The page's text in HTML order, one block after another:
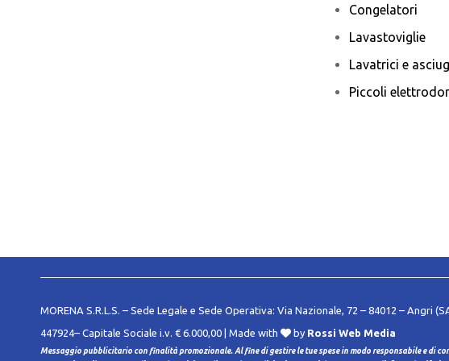
Congelatori
Lavastoviglie
Lavatrici e
Piccoli
MORENA S.R.L.S. – Sede Legale e Sede Operativa: Via Nazionale, 72 – 84012 – Angri
447924– Capitale Sociale i.v. € 6.000,00 | Made with
by Rossi Web Media
Messaggio pubblicitario con finalità promozionale. Al fine di gestire le tue spese in modo responsabile e di